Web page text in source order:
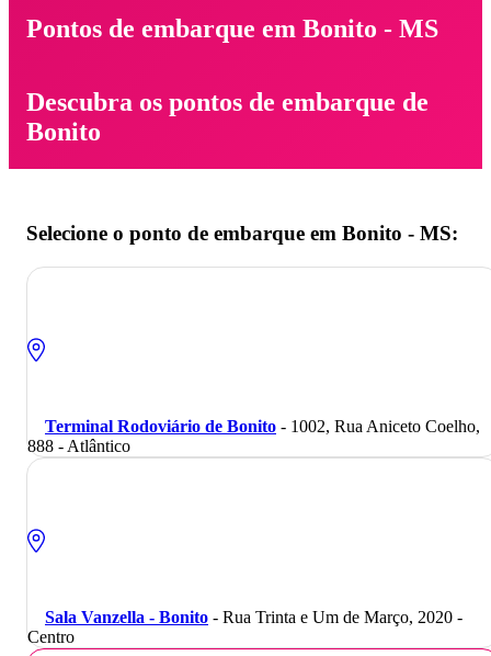
Pontos de embarque em Bonito - MS
Descubra os pontos de embarque de
Bonito
Selecione o ponto de embarque em Bonito - MS:
Terminal Rodoviário de Bonito - 1002, Rua Aniceto Coelho,
888 - Atlântico
Sala Vanzella - Bonito - Rua Trinta e Um de Março, 2020 -
Centro